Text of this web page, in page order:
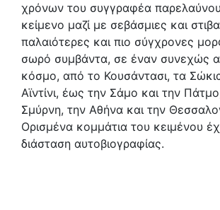
χρόνων του συγγραφέα
κείμενο μαζί με σεβάσμιες και
παλαιότερες και πιο σύγχρονες
σωρό συμβάντα, σε έναν συνεχώς
κόσμο, από το Κουσάντασι, τα
Αϊντίνι, έως την Σάμο και την
Σμύρνη, την Αθήνα και την
Ορισμένα κομμάτια του κειμένου
διάσταση αυτοβιογραφίας.